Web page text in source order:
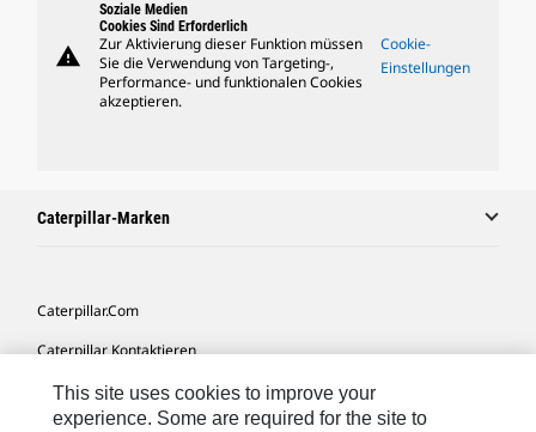
warning
Soziale Medien
Cookies Sind Erforderlich
Zur Aktivierung dieser Funktion müssen
Sie die Verwendung von Targeting-,
Performance- und funktionalen Cookies
akzeptieren.
Cookie-
Einstellungen
Caterpillar-Marken
Caterpillar.com
Caterpillar Kontaktieren
Meine Marketing-Präferenzen
This site uses cookies to improve your
experience. Some are required for the site to